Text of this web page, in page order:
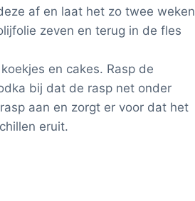
af en laat het zo twee weken
zeven en terug in de fles
en cakes. Rasp de
bij dat de rasp net onder
aan en zorgt er voor dat het
eruit.